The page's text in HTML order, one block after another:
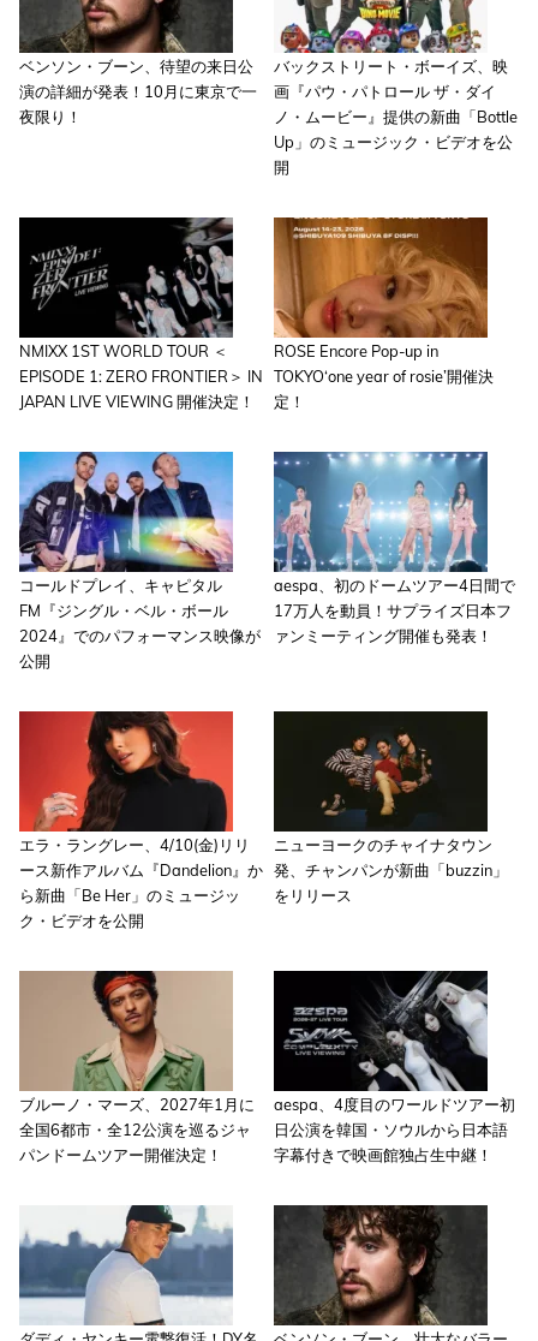
ベンソン・ブーン、待望の来日公
演の詳細が発表！10月に東京で一
夜限り！
バックストリート・ボーイズ、映
画『パウ・パトロール ザ・ダイ
ノ・ムービー』提供の新曲「Bottle
Up」のミュージック・ビデオを公
開
NMIXX 1ST WORLD TOUR ＜
EPISODE 1: ZERO FRONTIER＞ IN
JAPAN LIVE VIEWING 開催決定！
ROSE Encore Pop-up in
TOKYO‘one year of rosie’開催決
定！
コールドプレイ、キャピタル
FM『ジングル・ベル・ボール
2024』でのパフォーマンス映像が
公開
aespa、初のドームツアー4日間で
17万人を動員！サプライズ日本フ
ァンミーティング開催も発表！
エラ・ラングレー、4/10(金)リリ
ース新作アルバム『Dandelion』か
ら新曲「Be Her」のミュージッ
ク・ビデオを公開
ニューヨークのチャイナタウン
発、チャンパンが新曲「buzzin」
をリリース
ブルーノ・マーズ、2027年1月に
全国6都市・全12公演を巡るジャ
パンドームツアー開催決定！
aespa、4度目のワールドツアー初
日公演を韓国・ソウルから日本語
字幕付きで映画館独占生中継！